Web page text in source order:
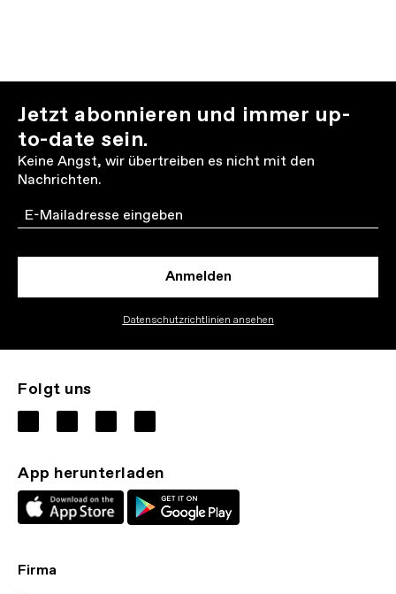
Jetzt abonnieren und immer up-
to-date sein.
Keine Angst, wir übertreiben es nicht mit den
Nachrichten.
Email
Anmelden
Datenschutzrichtlinien ansehen
Folgt uns
App herunterladen
Firma